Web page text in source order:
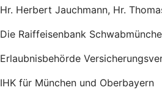
Hr. Herbert Jauchmann, Hr.
Die Raiffeisenbank
Erlaubnisbehörde
IHK für München und Oberbayern